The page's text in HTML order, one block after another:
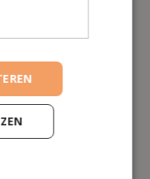
over House of
was ik
en hoe ik mijn
groeien. Gelukkig
dat was een